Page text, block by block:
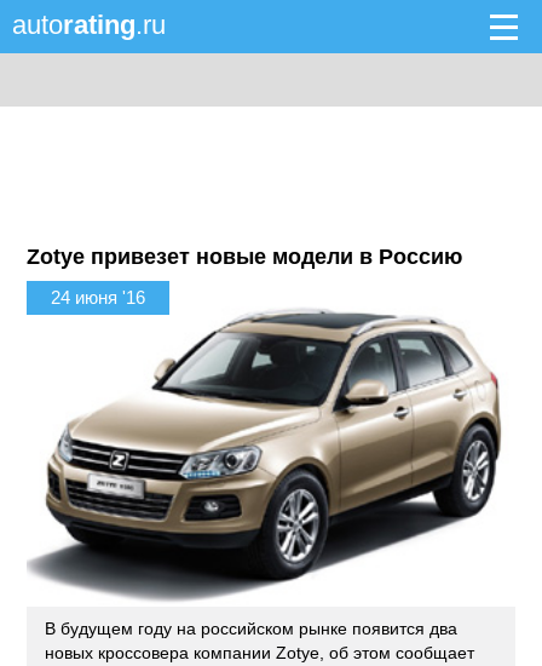
autorating.ru
Zotye привезет новые модели в Россию
24 июня '16
В будущем году на российском рынке появится два
новых кроссовера компании Zotye, об этом сообщает